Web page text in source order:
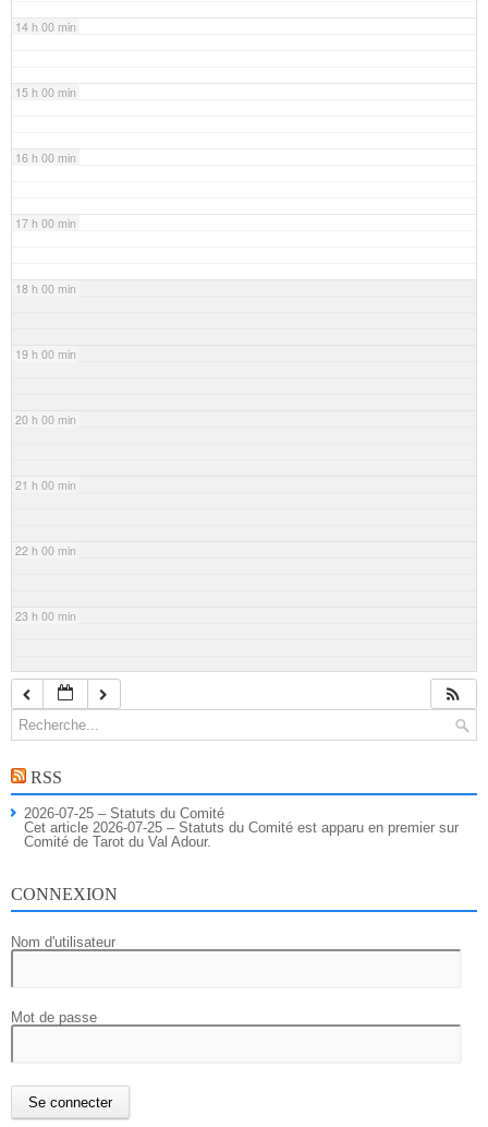
14 h 00 min
15 h 00 min
16 h 00 min
17 h 00 min
18 h 00 min
19 h 00 min
20 h 00 min
21 h 00 min
22 h 00 min
23 h 00 min
RSS
2026-07-25 – Statuts du Comité
Cet article 2026-07-25 – Statuts du Comité est apparu en premier sur
Comité de Tarot du Val Adour.
CONNEXION
Nom d'utilisateur
Mot de passe